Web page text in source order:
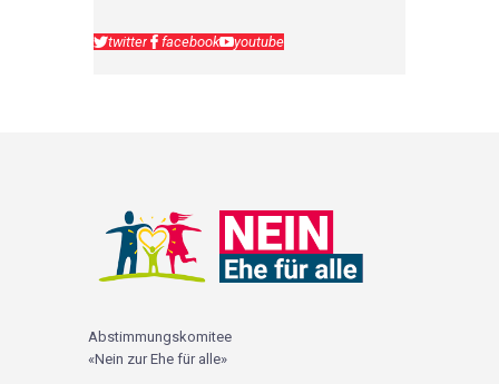
twitter facebook youtube
Abstimmungskomitee
«Nein zur Ehe für alle»